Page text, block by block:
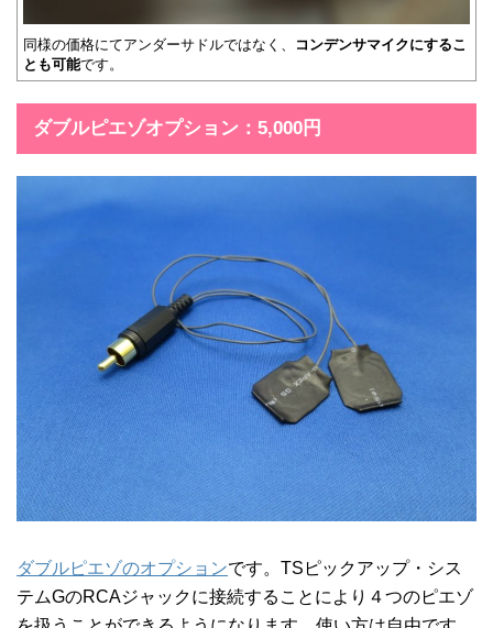
同様の価格にてアンダーサドルではなく、
コンデンサマイクにするこ
とも可能です。
ダブルピエゾオプション：5,000円
ダブルピエゾのオプションです。TSピックアップ・シス
テムGのRCAジャックに接続することにより４つのピエゾ